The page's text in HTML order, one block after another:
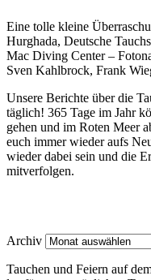
Eine tolle kleine
Hurghada, Deutsche
Mac Diving Center –
Sven Kahlbrock, Frank
Unsere Berichte über die
täglich! 365 Tage im Jahr
gehen und im Roten Meer
euch immer wieder aufs
wieder dabei sein und die
mitverfolgen.
Archiv
Tauchen und Feiern auf